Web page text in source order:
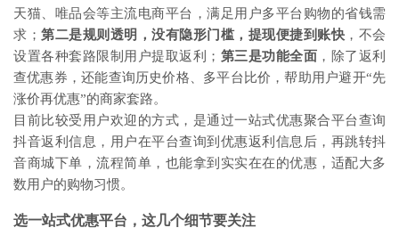
天猫、唯品会等主流电商平台，满足用户多平台购物的省钱需
求； 第二是规则透明，没有隐形门槛，提现便捷到账快 ，不会
设置各种套路限制用户提取返利； 第三是功能全面 ，除了返利
查优惠券，还能查询历史价格、多平台比价，帮助用户避开“先
涨价再优惠”的商家套路。
目前比较受用户欢迎的方式，是通过一站式优惠聚合平台查询
抖音返利信息，用户在平台查询到优惠返利信息后，再跳转抖
音商城下单，流程简单，也能拿到实实在在的优惠，适配大多
数用户的购物习惯。
选一站式优惠平台，这几个细节要关注